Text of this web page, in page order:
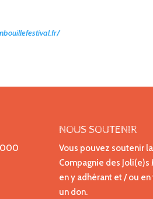
NOUS SOUTENIR
Vous pouvez soutenir la
Compagnie des Joli(e)s
en y adhérant et / ou
un don.